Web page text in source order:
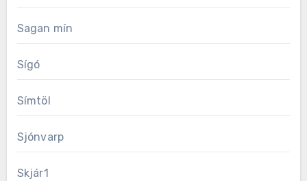
Sagan mín
Sígó
Símtöl
Sjónvarp
Skjár1